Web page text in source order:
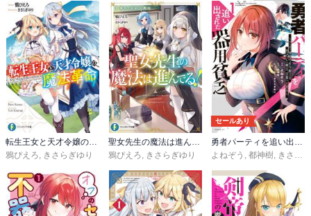
鴉ぴえろ
きさらぎゆり
鴉ぴえろ
きさらぎゆり
セールあり
よねぞう
都神樹 きさらぎゆり